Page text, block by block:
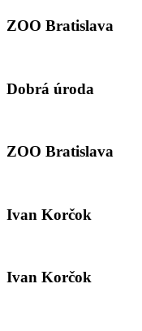
ZOO Bratislava
Dobrá úroda
ZOO Bratislava
Ivan Korčok
Ivan Korčok